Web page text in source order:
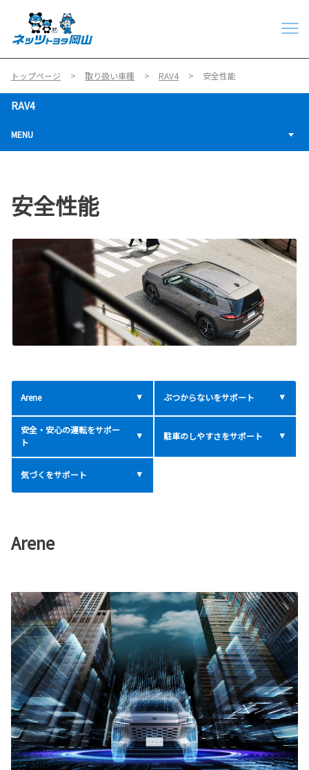
トップページ 取り扱い車種 RAV4 安全性能
RAV4
MENU
安全性能
Arene ぶつからないをサポート
安全・安心の運転をサポー
ト
駐車のしやすさをサポート
気づくをサポート
Arene